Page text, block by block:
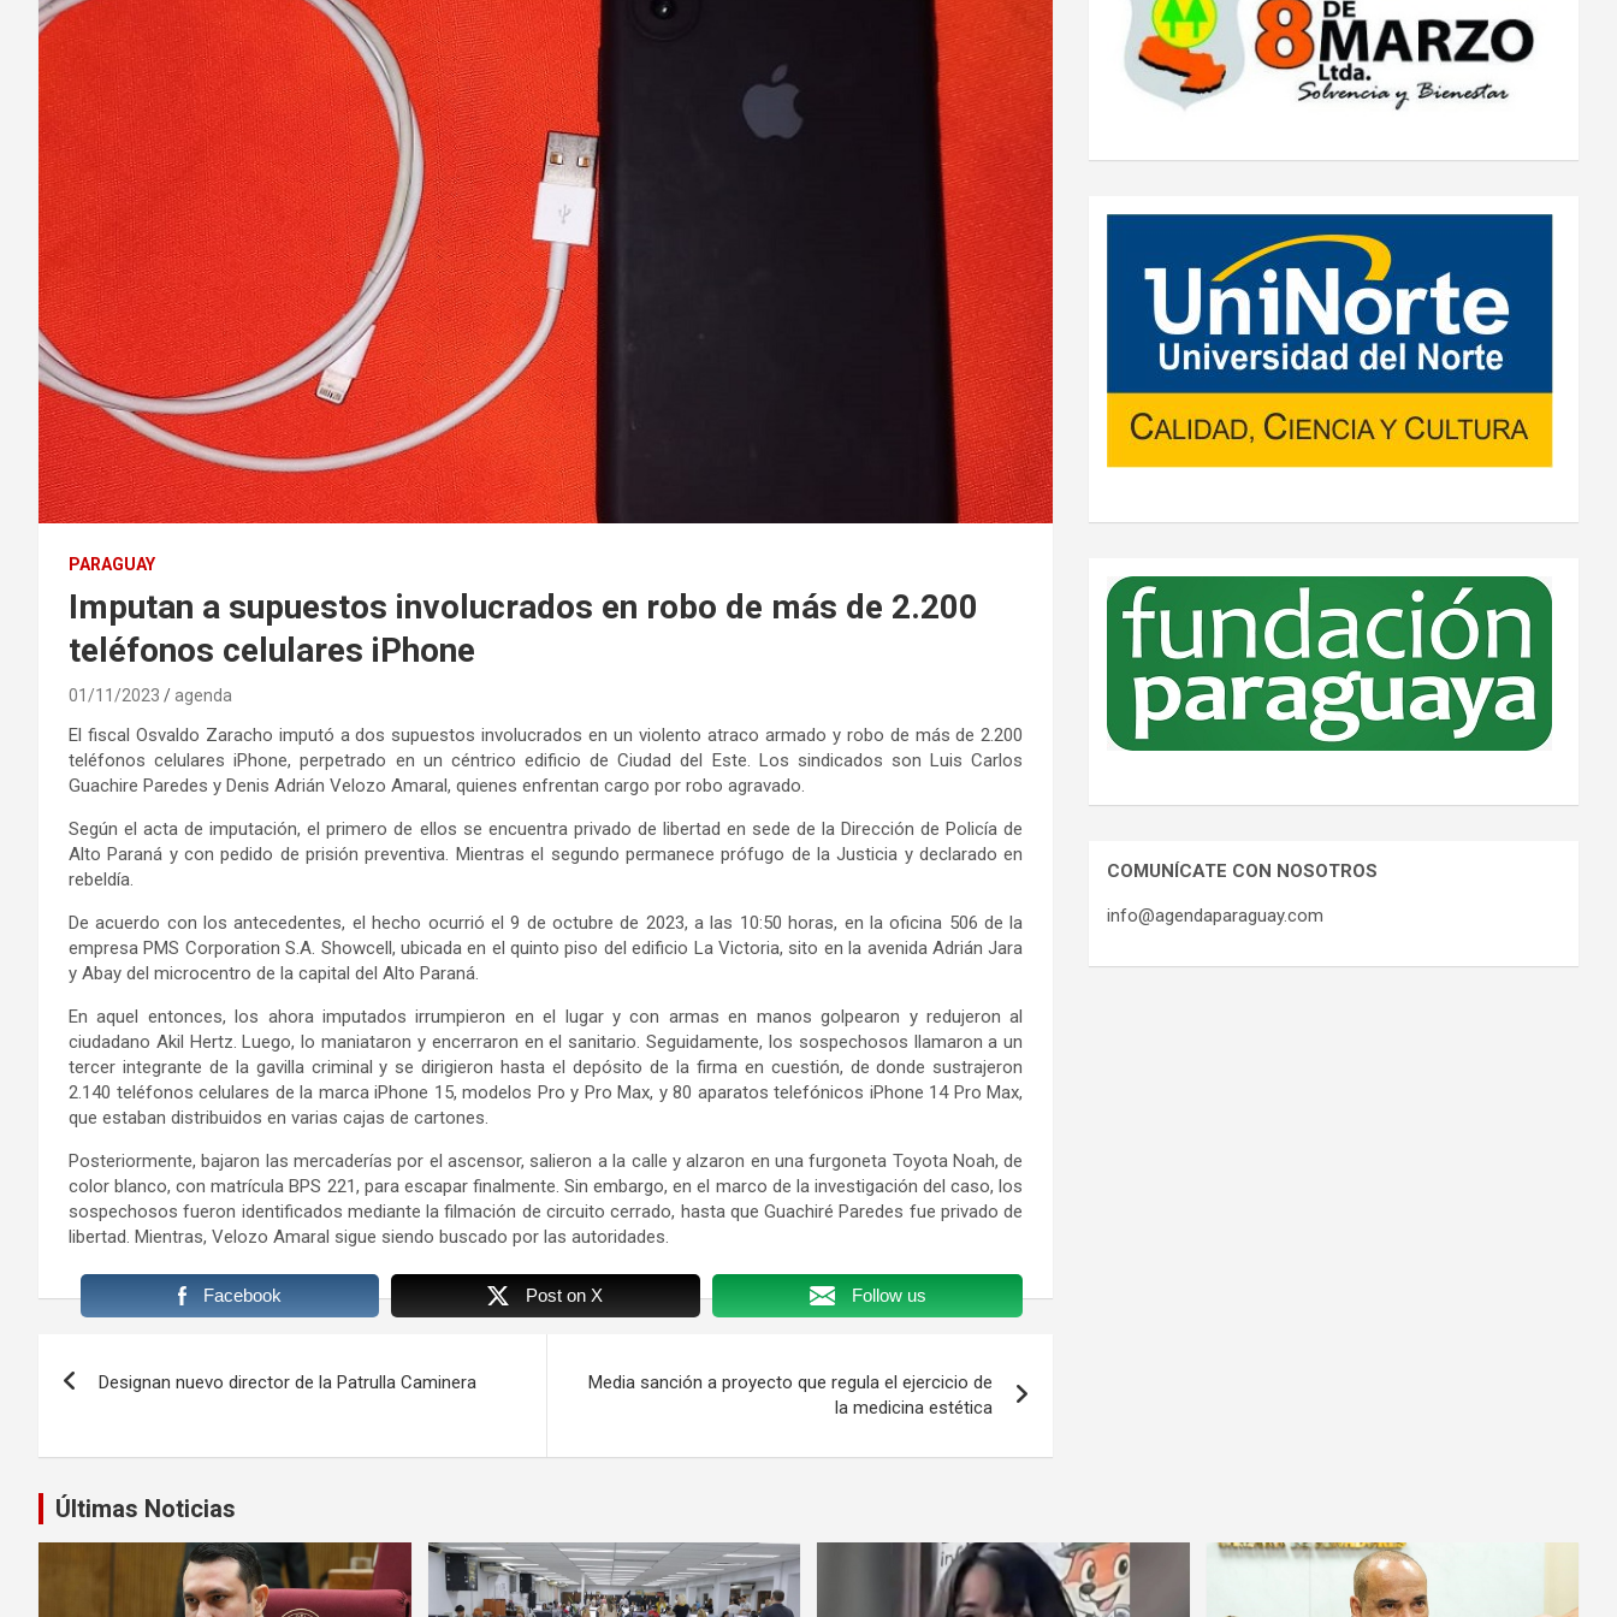
PARAGUAY
Imputan a supuestos involucrados en robo de más de 2.200
teléfonos celulares iPhone
01/11/2023 agenda
El fiscal Osvaldo Zaracho imputó a dos supuestos involucrados en un violento atraco armado y robo de más de 2.200
teléfonos celulares iPhone, perpetrado en un céntrico edificio de Ciudad del Este. Los sindicados son Luis Carlos
Guachire Paredes y Denis Adrián Velozo Amaral, quienes enfrentan cargo por robo agravado.
Según el acta de imputación, el primero de ellos se encuentra privado de libertad en sede de la Dirección de Policía de
Alto Paraná y con pedido de prisión preventiva. Mientras el segundo permanece prófugo de la Justicia y declarado en
rebeldía.
De acuerdo con los antecedentes, el hecho ocurrió el 9 de octubre de 2023, a las 10:50 horas, en la oficina 506 de la
empresa PMS Corporation S.A. Showcell, ubicada en el quinto piso del edificio La Victoria, sito en la avenida Adrián Jara
y Abay del microcentro de la capital del Alto Paraná.
En aquel entonces, los ahora imputados irrumpieron en el lugar y con armas en manos golpearon y redujeron al
ciudadano Akil Hertz. Luego, lo maniataron y encerraron en el sanitario. Seguidamente, los sospechosos llamaron a un
tercer integrante de la gavilla criminal y se dirigieron hasta el depósito de la firma en cuestión, de donde sustrajeron
2.140 teléfonos celulares de la marca iPhone 15, modelos Pro y Pro Max, y 80 aparatos telefónicos iPhone 14 Pro Max,
que estaban distribuidos en varias cajas de cartones.
Posteriormente, bajaron las mercaderías por el ascensor, salieron a la calle y alzaron en una furgoneta Toyota Noah, de
color blanco, con matrícula BPS 221, para escapar finalmente. Sin embargo, en el marco de la investigación del caso, los
sospechosos fueron identificados mediante la filmación de circuito cerrado, hasta que Guachiré Paredes fue privado de
libertad. Mientras, Velozo Amaral sigue siendo buscado por las autoridades.
Facebook Post on X Follow us
entradas
Designan nuevo director de la Patrulla Caminera
Media sanción a proyecto que regula el ejercicio de
la medicina estética
COMUNÍCATE CON NOSOTROS
info@agendaparaguay.com
Últimas Noticias